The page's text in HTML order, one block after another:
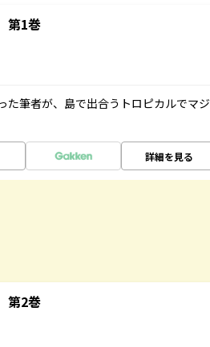
第1巻
た筆者が、島で出合うトロピカルでマジ
詳細を見る
第2巻